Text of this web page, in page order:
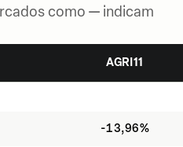
como — indicam
AGRI11
-13,96%